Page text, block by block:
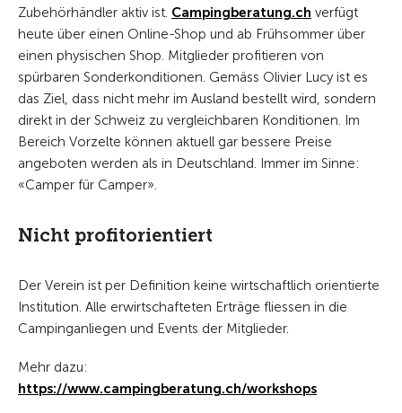
Zubehörhändler aktiv ist. Campingberatung.ch verfügt
heute über einen Online-Shop und ab Frühsommer über
einen physischen Shop. Mitglieder profitieren von
spürbaren Sonderkonditionen. Gemäss Olivier Lucy ist es
das Ziel, dass nicht mehr im Ausland bestellt wird, sondern
direkt in der Schweiz zu vergleichbaren Konditionen. Im
Bereich Vorzelte können aktuell gar bessere Preise
angeboten werden als in Deutschland. Immer im Sinne:
«Camper für Camper».
Nicht profitorientiert
Der Verein ist per Definition keine wirtschaftlich orientierte
Institution. Alle erwirtschafteten Erträge fliessen in die
Campinganliegen und Events der Mitglieder.
Mehr dazu:
https://www.campingberatung.ch/workshops